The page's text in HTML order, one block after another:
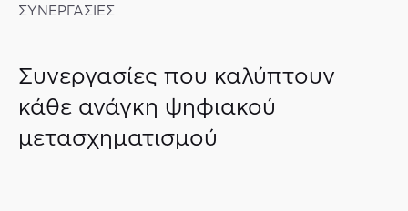
ΣΥΝΕΡΓΑΣΙΕΣ
Συνεργασίες που καλύπτουν
κάθε ανάγκη ψηφιακού
μετασχηματισμού